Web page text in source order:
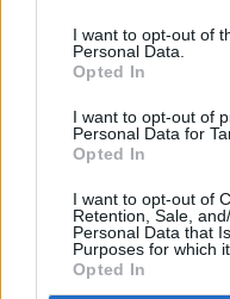
I want to opt-out of
Personal Data.
Opted In
I want to opt-out of
Personal Data for
Opted In
I want to opt-out of
Retention, Sale,
Personal Data that
Purposes for which
Opted In
Grantchester
Als Will Geordie
Geordie
Serie/ Krimiserie
Als ein Kind aus
beschuldigt wird,
das bringt
Serie/ Krimiserie